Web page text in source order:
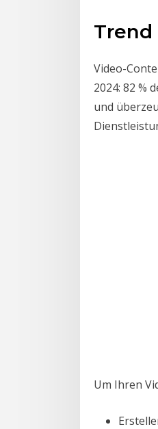
Trend
Video-
2024: 82 %
und
Um Ihren